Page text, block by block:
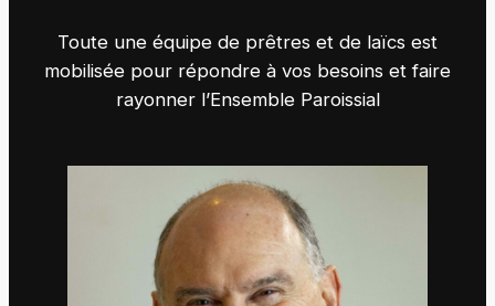
Toute une équipe de prêtres et de laïcs est
mobilisée pour répondre à vos besoins et faire
rayonner l’Ensemble Paroissial